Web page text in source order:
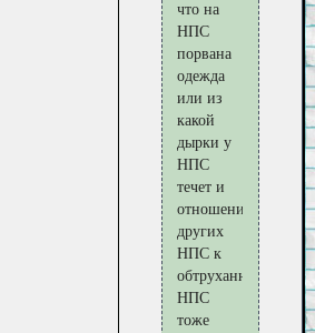
что на
НПС
порвана
одежда
или из
какой
дырки у
НПС
течет и
отношения
других
НПС к
обтруханному
НПС
тоже